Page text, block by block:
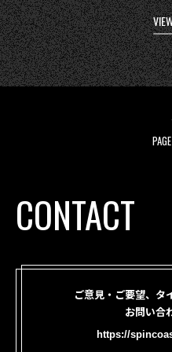
CONTACT
ご意見・ご要望、タ
お問い合
https://